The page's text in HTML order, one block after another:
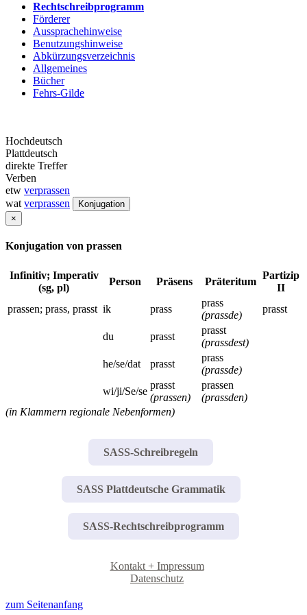
Rechtschreibprogramm
Förderer
Aussprachehinweise
Benutzungshinweise
Abkürzungsverzeichnis
Allgemeines
Bücher
Fehrs-Gilde
Hochdeutsch
Plattdeutsch
direkte Treffer
Verben
etw verprassen
wat verprassen
Konjugation
×
Konjugation von prassen
Infinitiv; Imperativ
(sg, pl)
Person Präsens Präteritum
Partizip
II
prassen; prass, prasst ik prass
prass
(prassde)
prasst
du prasst
prasst
(prassdest)
he/se/dat
prasst
prass
(prassde)
wi/ji/Se/se
prasst
(prassen)
prassen
(prassden)
(in Klammern regionale Nebenformen)
SASS-Schreibregeln
SASS Plattdeutsche Grammatik
SASS-Rechtschreibprogramm
Kontakt + Impressum
Datenschutz
zum Seitenanfang